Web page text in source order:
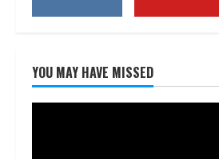
YOU MAY HAVE MISSED